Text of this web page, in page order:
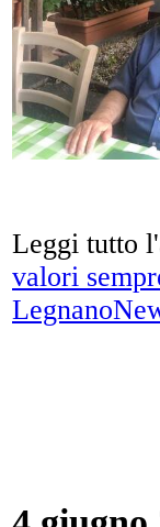
Leggi tutto
valori